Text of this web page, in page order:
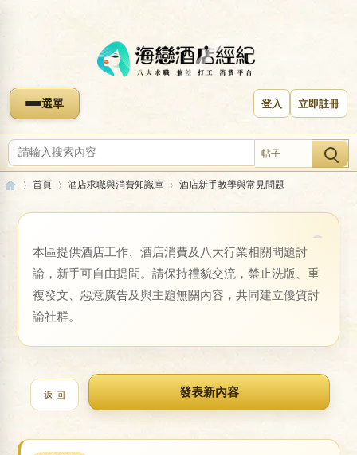
選單 登入 立即註冊
帖子
首頁
›
酒店求職與消費知識庫
›
酒店新手教學與常見問題
收藏本版
酒店新手教學與常見問題
本區提供酒店工作、酒店消費及八大行業相關問題討
論，新手可自由提問。請保持禮貌交流，禁止洗版、重
複發文、惡意廣告及與主題無關內容，共同建立優質討
論社群。
返 回